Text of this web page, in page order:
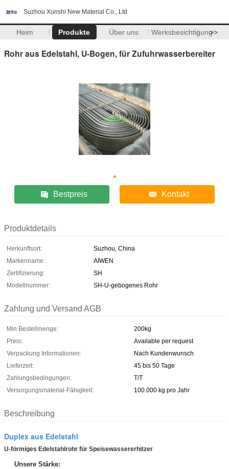
Suzhou Xunshi New Material Co., Ltd
Heim Produkte Über uns Werksbesichtigung>>
Rohr aus Edelstahl, U-Bogen, für Zufuhrwasserbereiter
Bestpreis Kontakt
Produktdetails
Herkunftsort:
Suzhou, China
Markenname:
AIWEN
Zertifizierung:
SH
Modellnummer:
SH-U-gebogenes Rohr
Zahlung und Versand AGB
Min Bestellmenge:
200kg
Preis:
Available per request
Verpackung Informationen:
Nach Kundenwunsch
Lieferzeit:
45 bis 50 Tage
Zahlungsbedingungen:
T/T
Versorgungsmaterial-Fähigkeit:
100.000 kg pro Jahr
Beschreibung
Duplex aus Edelstahl
U-förmiges Edelstahlrohr für Speisewassererhitzer
Unsere Stärke: